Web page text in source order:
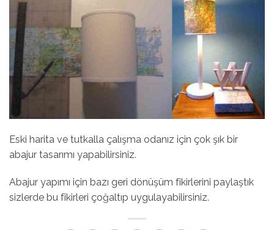
Eski harita ve tutkalla çalışma odanız için çok şık bir
abajur tasarımı yapabilirsiniz.
Abajur yapımı için bazı geri dönüşüm fikirlerini paylaştık
sizlerde bu fikirleri çoğaltıp uygulayabilirsiniz.